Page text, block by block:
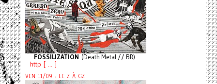
FOSSILIZATION (Death Metal // BR)
http [ ... ]
VEN 11/09 : LE Z À GZ